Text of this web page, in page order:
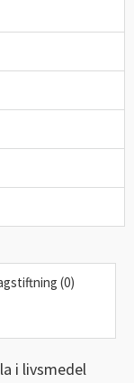
(0)
i livsmedel